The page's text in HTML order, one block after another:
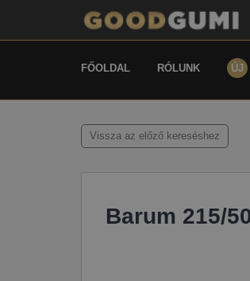
FŐOLDAL RÓLUNK ÚJ
Vissza az előző kereséshez
Barum 215/